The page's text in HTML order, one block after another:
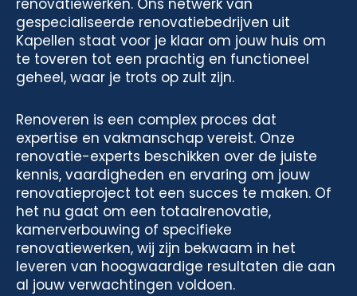
renovatiewerken. Ons netwerk van
gespecialiseerde renovatiebedrijven uit
Kapellen staat voor je klaar om jouw huis om
te toveren tot een prachtig en functioneel
geheel, waar je trots op zult zijn.
Renoveren is een complex proces dat
expertise en vakmanschap vereist. Onze
renovatie-experts beschikken over de juiste
kennis, vaardigheden en ervaring om jouw
renovatieproject tot een succes te maken. Of
het nu gaat om een totaalrenovatie,
kamerverbouwing of specifieke
renovatiewerken, wij zijn bekwaam in het
leveren van hoogwaardige resultaten die aan
al jouw verwachtingen voldoen.